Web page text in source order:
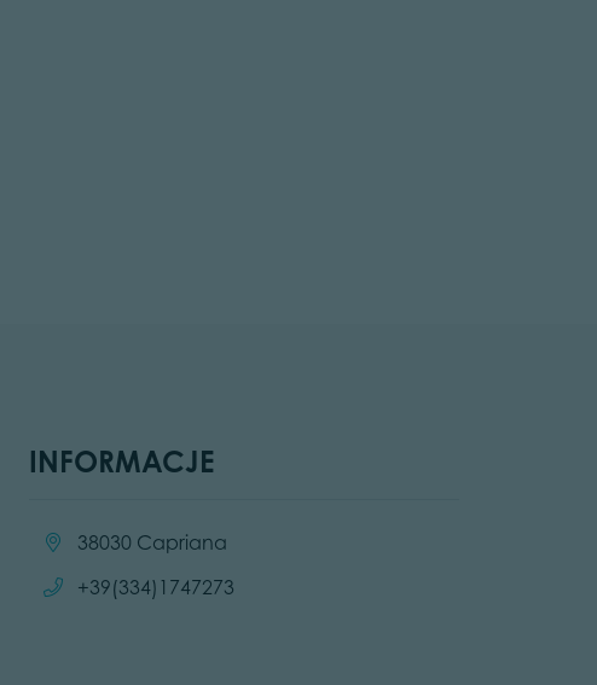
INFORMACJE
Location:38030 Capriana
Call:
+39(334)1747273